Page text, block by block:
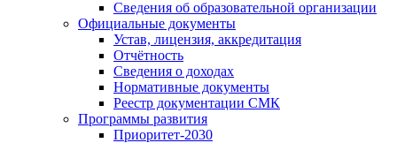
Сведения об образовательной организации
Официальные документы
Устав, лицензия, аккредитация
Отчётность
Сведения о доходах
Нормативные документы
Реестр документации СМК
Программы развития
Приоритет-2030